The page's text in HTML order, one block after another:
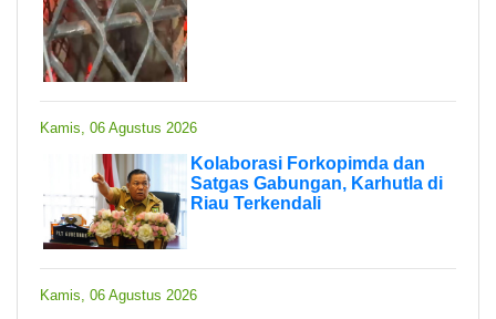
Kamis, 06 Agustus 2026
Kolaborasi Forkopimda dan
Satgas Gabungan, Karhutla di
Riau Terkendali
Kamis, 06 Agustus 2026